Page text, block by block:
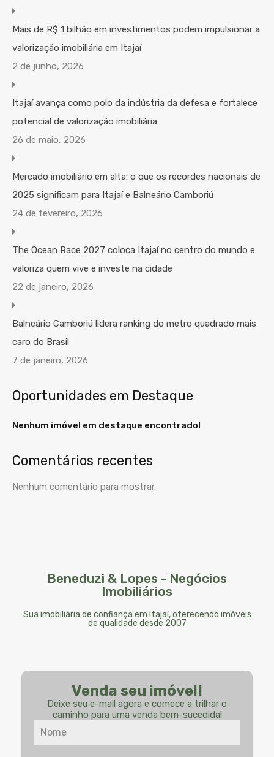
Mais de R$ 1 bilhão em investimentos podem impulsionar a
valorização imobiliária em Itajaí
2 de junho, 2026
Itajaí avança como polo da indústria da defesa e fortalece
potencial de valorização imobiliária
26 de maio, 2026
Mercado imobiliário em alta: o que os recordes nacionais de
2025 significam para Itajaí e Balneário Camboriú
24 de fevereiro, 2026
The Ocean Race 2027 coloca Itajaí no centro do mundo e
valoriza quem vive e investe na cidade
22 de janeiro, 2026
Balneário Camboriú lidera ranking do metro quadrado mais
caro do Brasil
7 de janeiro, 2026
Oportunidades em Destaque
Nenhum imóvel em destaque encontrado!
Comentários recentes
Nenhum comentário para mostrar.
Beneduzi & Lopes - Negócios
Imobiliários
Sua imobiliária de confiança em Itajaí, oferecendo imóveis
de qualidade desde 2007
Venda seu imóvel!
Deixe seu e-mail agora e comece a trilhar o
caminho para uma venda bem-sucedida!